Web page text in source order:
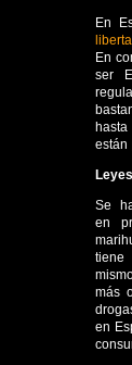
En
En
ser
hasta
están
Se
en
más
en